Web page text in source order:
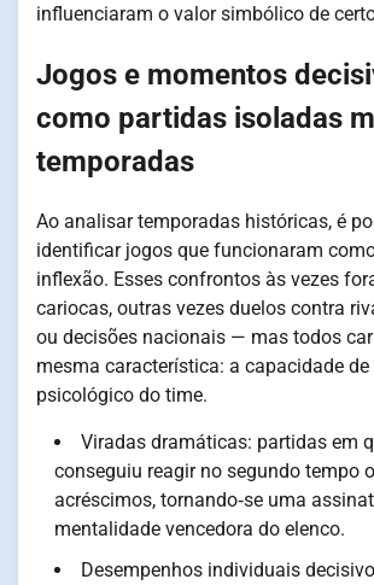
influenciaram o valor simbólico de
Jogos e momentos
como partidas isoladas
temporadas
Ao analisar temporadas históricas, é
identificar jogos que funcionaram
inflexão. Esses confrontos às vezes
cariocas, outras vezes duelos contra
ou decisões nacionais — mas todos
mesma característica: a capacidade
psicológico do time.
Viradas dramáticas: partidas em
conseguiu reagir no segundo tempo
acréscimos, tornando‑se uma
mentalidade vencedora do elenco.
Desempenhos individuais